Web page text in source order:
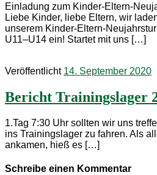
Einladung zum Kinder-Eltern-
Liebe Kinder, liebe Eltern, wir
unserem Kinder-Eltern-
U11–U14 ein! Startet mit uns […]
Veröffentlicht 14. September 2020
Bericht Trainingslager
1.Tag 7:30 Uhr sollten wir uns
ins Trainingslager zu fahren. Als
ankamen, hieß es […]
Schreibe einen Kommentar